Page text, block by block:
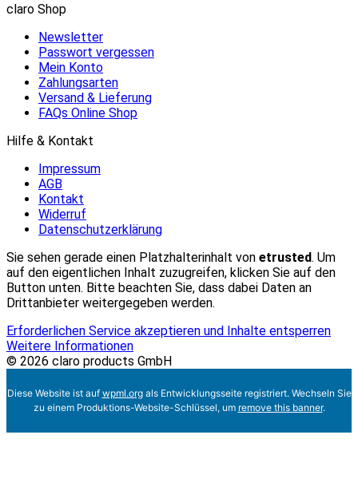
claro Shop
Newsletter
Passwort vergessen
Mein Konto
Zahlungsarten
Versand & Lieferung
FAQs Online Shop
Hilfe & Kontakt
Impressum
AGB
Kontakt
Widerruf
Datenschutzerklärung
Sie sehen gerade einen Platzhalterinhalt von etrusted. Um
auf den eigentlichen Inhalt zuzugreifen, klicken Sie auf den
Button unten. Bitte beachten Sie, dass dabei Daten an
Drittanbieter weitergegeben werden.
Erforderlichen Service akzeptieren und Inhalte entsperren
Weitere Informationen
© 2026 claro products GmbH
Diese Website ist auf wpml.orgals Entwicklungsseite registriert. Wechseln Sie
zu einem Produktions-Website-Schlüssel, um remove this banner.